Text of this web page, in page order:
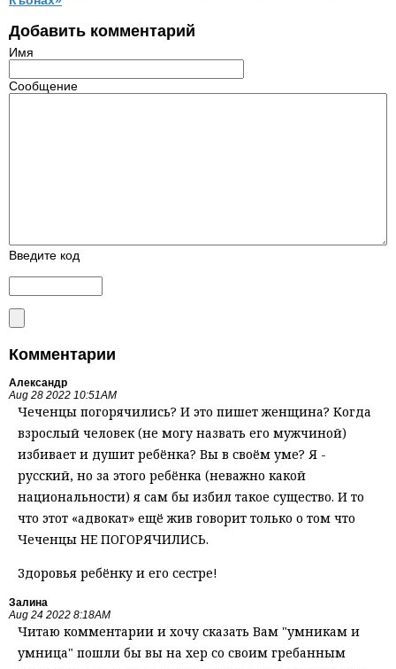
Добавить комментарий
Имя
Сообщение
Введите код
Комментарии
Александр
Aug 28 2022 10:51AM
Чеченцы погорячились? И это пишет женщина? Когда
взрослый человек (не могу назвать его мужчиной)
избивает и душит ребёнка? Вы в своём уме? Я -
русский, но за этого ребёнка (неважно какой
национальности) я сам бы избил такое существо. И то
что этот «адвокат» ещё жив говорит только о том что
Чеченцы НЕ ПОГОРЯЧИЛИСЬ.
Здоровья ребёнку и его сестре!
Залина
Aug 24 2022 8:18AM
Читаю комментарии и хочу сказать Вам "умникам и
умница" пошли бы вы на хер со своим гребанным